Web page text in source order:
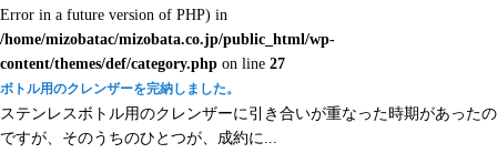
Error in a future version of PHP) in
/home/mizobatac/mizobata.co.jp/public_html/wp-
content/themes/def/category.php on line 27
ボトル用のクレンザーを完納しました。
ステンレスボトル用のクレンザーに引き合いが重なった時期があったの
ですが、そのうちのひとつが、成約に...